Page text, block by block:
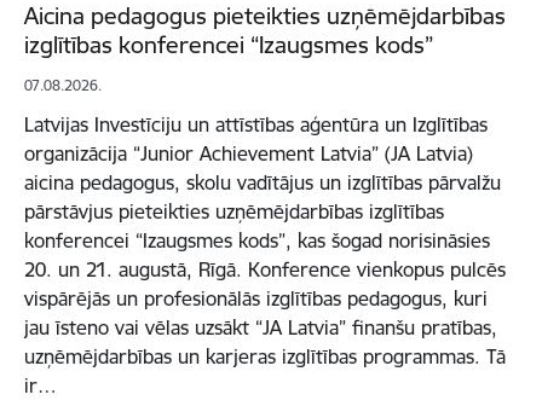
Aicina pedagogus pieteikties uzņēmējdarbības
izglītības konferencei “Izaugsmes kods”
07.08.2026.
Latvijas Investīciju un attīstības aģentūra un Izglītības
organizācija “Junior Achievement Latvia” (JA Latvia)
aicina pedagogus, skolu vadītājus un izglītības pārvalžu
pārstāvjus pieteikties uzņēmējdarbības izglītības
konferencei “Izaugsmes kods”, kas šogad norisināsies
20. un 21. augustā, Rīgā. Konference vienkopus pulcēs
vispārējās un profesionālās izglītības pedagogus, kuri
jau īsteno vai vēlas uzsākt “JA Latvia” finanšu pratības,
uzņēmējdarbības un karjeras izglītības programmas. Tā
ir…